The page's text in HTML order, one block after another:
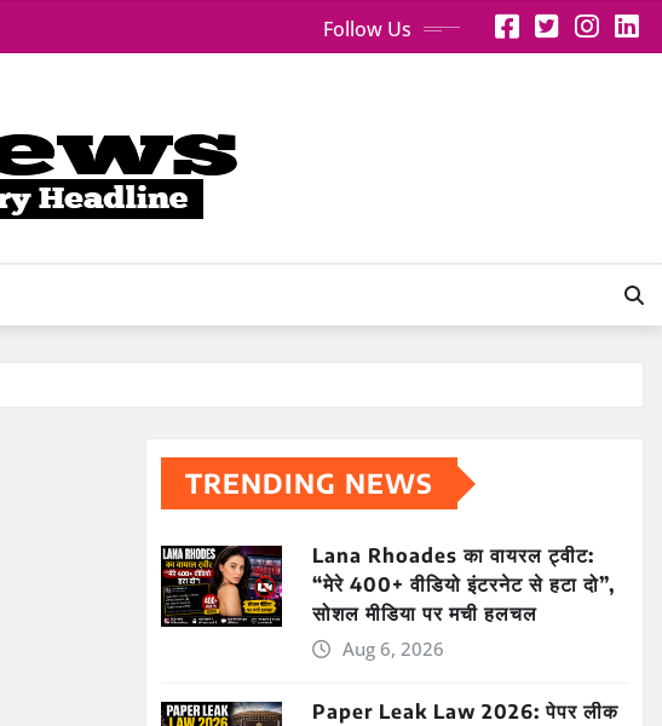
Follow Us
TRENDING NEWS
Lana Rhoades का वायरल ट्वीट:
“मेरे 400+ वीडियो इंटरनेट से हटा दो”,
सोशल मीडिया पर मची हलचल
Aug 6, 2026
Paper Leak Law 2026: पेपर लीक